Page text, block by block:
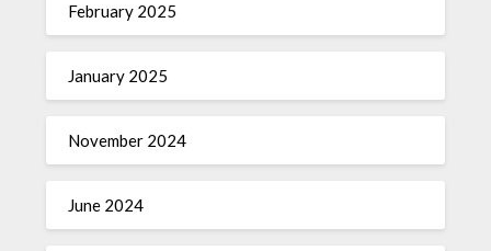
February 2025
January 2025
November 2024
June 2024